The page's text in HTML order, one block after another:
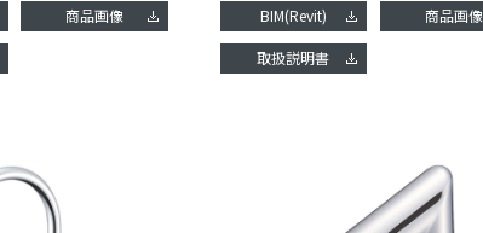
商品画像 BIM(Revit) 商品画像
取扱説明書